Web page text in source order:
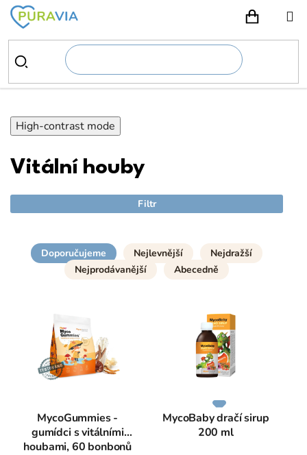
Přejít
obsah
High-contrast mode
Vitální houby
Filtr
Doporučujeme Nejlevnější
Nejdražší
Nejprodávanější
Abecedně
MycoGummies -
gumídci s vitálními
houbami, 60 bonbonů
MycoBaby dračí sirup
200 ml